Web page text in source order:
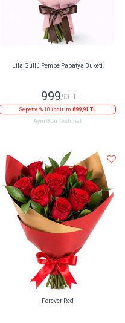
Lila Güllü Pembe Papatya Buketi
999,90 TL
Sepette % 10 indirim 899,91 TL
Aynı Gün Teslimat
Forever Red